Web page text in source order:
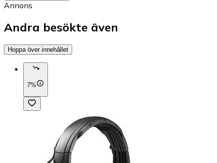
Annons
Andra besökte även
Hoppa över innehållet
7%